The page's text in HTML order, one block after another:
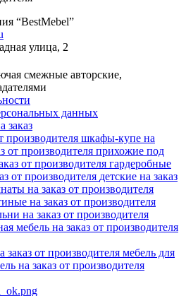
“BestMebel”
улица, 2
смежные авторские,
данных
заказ
шкафы-купе на
прихожие под
гардеробные
детские на заказ
мебель для